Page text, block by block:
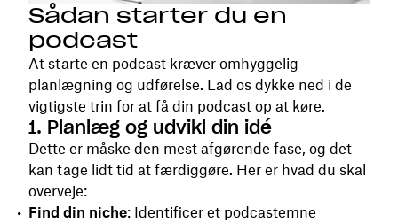
Sådan starter du en
podcast
At starte en podcast kræver omhyggelig
planlægning og udførelse. Lad os dykke ned i de
vigtigste trin for at få din podcast op at køre.
1. Planlæg og udvikl din idé
Dette er måske den mest afgørende fase, og det
kan tage lidt tid at færdiggøre. Her er hvad du skal
overveje:
Find din niche: Identificer et podcastemne